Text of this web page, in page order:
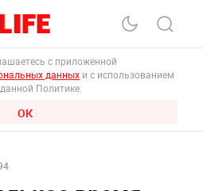
с приложенной
данных и с использованием
Политике.
ОК